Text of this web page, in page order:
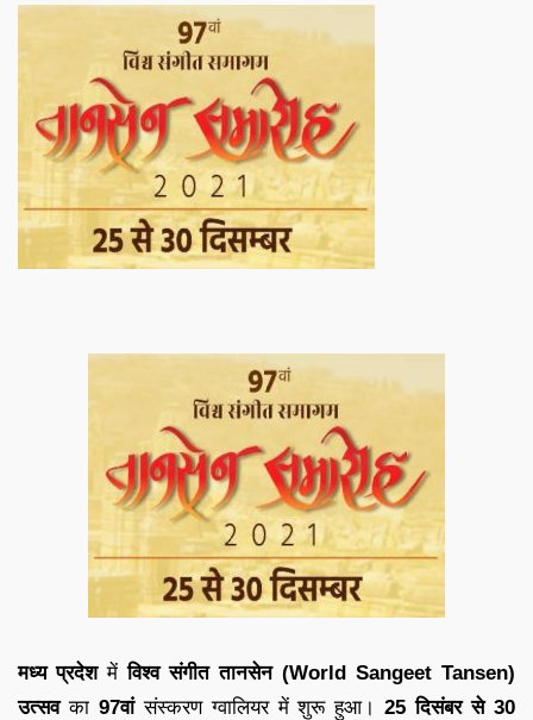
मध्य प्रदेशमेंविश्व संगीत तानसेन (World Sangeet Tansen)
उत्सवका 97वांसंस्करण ग्वालियर में शुरू हुआ।25 दिसंबर से 30